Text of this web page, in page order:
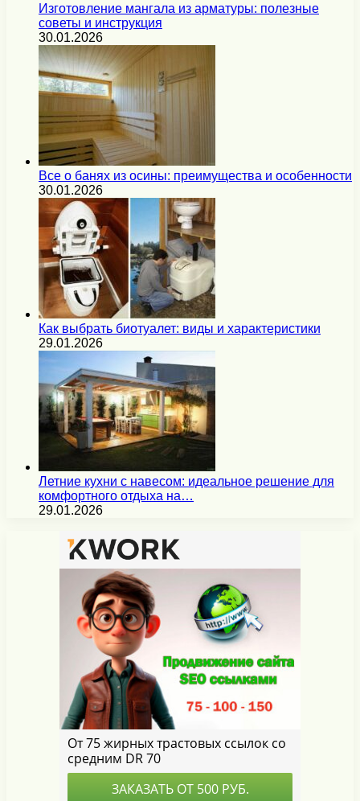
Изготовление мангала из арматуры: полезные
советы и инструкция
30.01.2026
Все о банях из осины: преимущества и особенности
30.01.2026
Как выбрать биотуалет: виды и характеристики
29.01.2026
Летние кухни с навесом: идеальное решение для
комфортного отдыха на…
29.01.2026